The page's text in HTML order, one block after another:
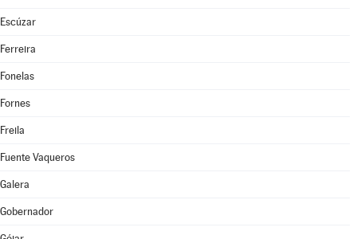
Escúzar
Ferreira
Fonelas
Fornes
Freila
Fuente Vaqueros
Galera
Gobernador